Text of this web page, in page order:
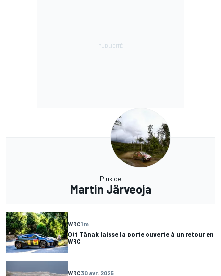
Plus de
Martin Järveoja
WRC1 m
Ott Tänak laisse la porte ouverte à un retour en
WRC
WRC30 avr. 2025